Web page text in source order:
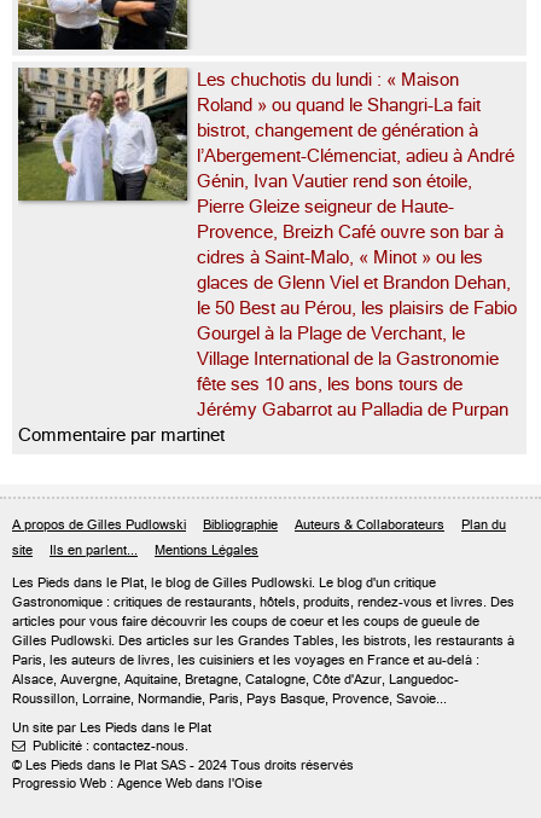
Les chuchotis du lundi : « Maison
Roland » ou quand le Shangri-La fait
bistrot, changement de génération à
l’Abergement-Clémenciat, adieu à André
Génin, Ivan Vautier rend son étoile,
Pierre Gleize seigneur de Haute-
Provence, Breizh Café ouvre son bar à
cidres à Saint-Malo, « Minot » ou les
glaces de Glenn Viel et Brandon Dehan,
le 50 Best au Pérou, les plaisirs de Fabio
Gourgel à la Plage de Verchant, le
Village International de la Gastronomie
fête ses 10 ans, les bons tours de
Jérémy Gabarrot au Palladia de Purpan
Commentaire par martinet
A propos de Gilles Pudlowski Bibliographie Auteurs & Collaborateurs
Plan du
site
Ils en parlent... Mentions Légales
Les Pieds dans le Plat, le blog de Gilles Pudlowski. Le blog d'un critique
Gastronomique : critiques de restaurants, hôtels, produits, rendez-vous et livres. Des
articles pour vous faire découvrir les coups de coeur et les coups de gueule de
Gilles Pudlowski. Des articles sur les Grandes Tables, les bistrots, les restaurants à
Paris, les auteurs de livres, les cuisiniers et les voyages en France et au-delà :
Alsace, Auvergne, Aquitaine, Bretagne, Catalogne, Côte d'Azur, Languedoc-
Roussillon, Lorraine, Normandie, Paris, Pays Basque, Provence, Savoie...
Un site par Les Pieds dans le Plat
 Publicité : contactez-nous.
© Les Pieds dans le Plat SAS - 2024 Tous droits réservés
Progressio Web : Agence Web dans l'Oise